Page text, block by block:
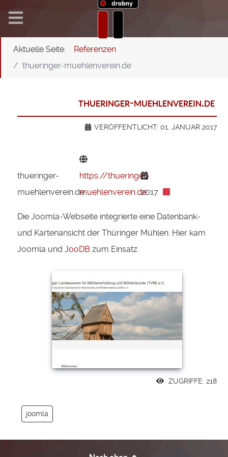
Aktuelle Seite:
Referenzen
thueringer-muehlenverein.de
thueringer-muehlenverein.de
VERÖFFENTLICHT: 01. JANUAR 2017
thueringer-
muehlenverein.de
https://thueringer-
muehlenverein.de2017
Die Joomla-Webseite integrierte eine Datenbank-
und Kartenansicht der Thüringer Mühlen. Hier kam
Joomla und JooDB zum Einsatz.
ZUGRIFFE: 218
joomla